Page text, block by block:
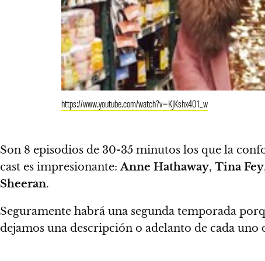
https://www.youtube.com/watch?v=KJKshx401_w
Son 8 episodios de 30-35 minutos los que la
cast es impresionante:Anne Hathaway, Tina Fey
Sheeran.
Seguramente habrá una segunda temporada
dejamos una descripción o adelanto de cada uno